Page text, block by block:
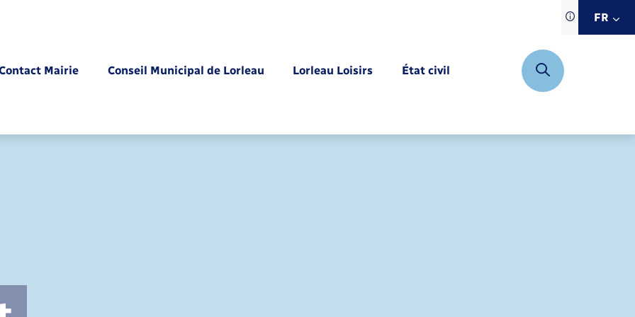
Traduction
siteFR
Mairie Conseil Municipal de Lorleau Lorleau Loisirs État civil